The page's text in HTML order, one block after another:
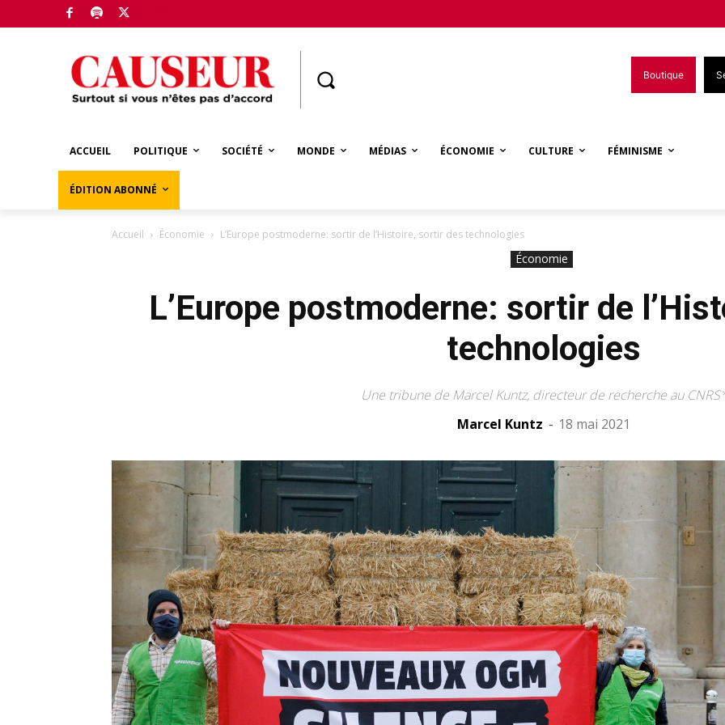
Boutique
ACCUEIL POLITIQUE SOCIÉTÉ MONDE MÉDIAS ÉCONOMIE CULTURE FÉMINISME
ÉDITION ABONNÉ
Accueil Économie L’Europe postmoderne: sortir de l’Histoire, sortir des technologies
Économie
L’Europe postmoderne: sortir de
technologies
Une tribune de Marcel Kuntz, directeur de recherche au
Marcel Kuntz - 18 mai 2021